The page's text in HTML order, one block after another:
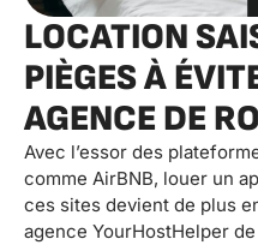
LOCATION
PIÈGES À
AGENCE DE
Avec l’essor des
comme AirBNB, louer un
ces sites devient de plus
agence YourHostHelper